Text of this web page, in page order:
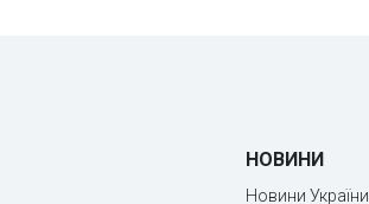
НОВИНИ
Новини України